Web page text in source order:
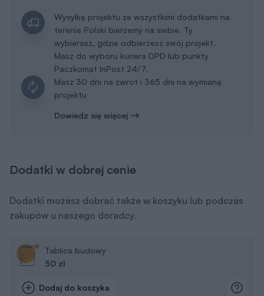
Wysyłkę projektu ze wszystkimi dodatkami na
terenie Polski bierzemy na siebie. Ty
wybierasz, gdzie odbierzesz swój projekt.
Masz do wyboru kuriera DPD lub punkty
Paczkomat InPost 24/7.
Masz 30 dni na zwrot i 365 dni na wymianę
projektu
Dowiedz się więcej
Dodatki w dobrej cenie
Dodatki możesz dobrać także w koszyku lub podczas
zakupów u naszego doradcy.
Tablica budowy
50 zł
Dodaj do koszyka